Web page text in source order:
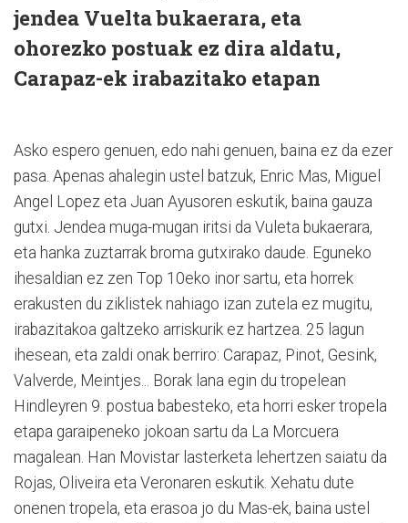
jendea Vuelta bukaerara, eta
ohorezko postuak ez dira aldatu,
Carapaz-ek irabazitako etapan
Asko espero genuen, edo nahi genuen, baina ez da ezer
pasa. Apenas ahalegin ustel batzuk, Enric Mas, Miguel
Angel Lopez eta Juan Ayusoren eskutik, baina gauza
gutxi. Jendea muga-mugan iritsi da Vuleta bukaerara,
eta hanka zuztarrak broma gutxirako daude. Eguneko
ihesaldian ez zen Top 10eko inor sartu, eta horrek
erakusten du ziklistek nahiago izan zutela ez mugitu,
irabazitakoa galtzeko arriskurik ez hartzea. 25 lagun
ihesean, eta zaldi onak berriro: Carapaz, Pinot, Gesink,
Valverde, Meintjes... Borak lana egin du tropelean
Hindleyren 9. postua babesteko, eta horri esker tropela
etapa garaipeneko jokoan sartu da La Morcuera
magalean. Han Movistar lasterketa lehertzen saiatu da
Rojas, Oliveira eta Veronaren eskutik. Xehatu dute
onenen tropela, eta erasoa jo du Mas-ek, baina ustel